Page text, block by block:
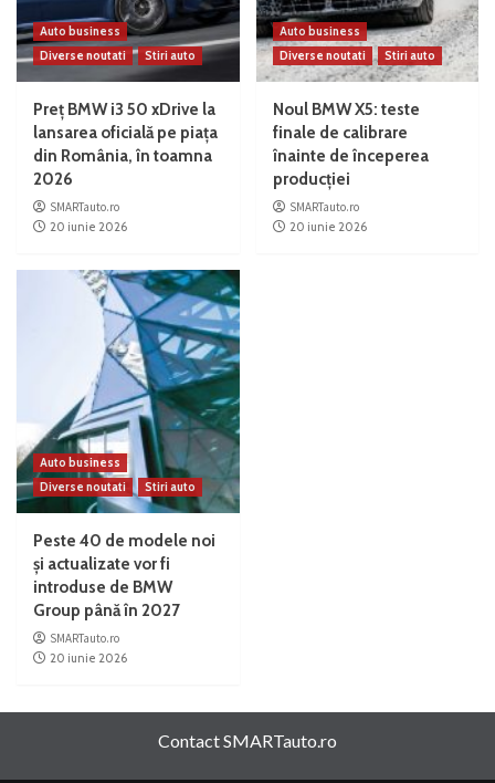
Auto business
Diverse noutati
Stiri auto
Preț BMW i3 50 xDrive la
lansarea oficială pe piața
din România, în toamna
2026
SMARTauto.ro
20 iunie 2026
Auto business
Diverse noutati
Stiri auto
Noul BMW X5: teste
finale de calibrare
înainte de începerea
producției
SMARTauto.ro
20 iunie 2026
Auto business
Diverse noutati
Stiri auto
Peste 40 de modele noi
și actualizate vor fi
introduse de BMW
Group până în 2027
SMARTauto.ro
20 iunie 2026
Contact SMARTauto.ro